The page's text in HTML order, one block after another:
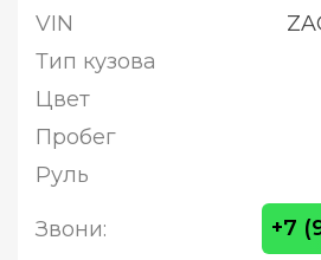
VIN
Тип кузова
Цвет
Пробег
Руль
Звони: +7